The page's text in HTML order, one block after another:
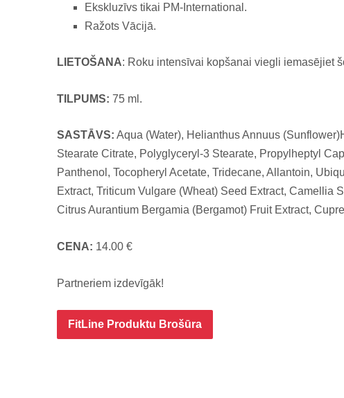
Ekskluzīvs tikai PM-International.
Ražots Vācijā.
LIETOŠANA: Roku intensīvai kopšanai viegli iemasējiet
TILPUMS: 75 ml.
SASTĀVS: Aqua (Water), Helianthus Annuus
Stearate Citrate, Polyglyceryl-3 Stearate, Propylheptyl
Panthenol, Tocopheryl Acetate, Tridecane, Allantoin,
Extract, Triticum Vulgare (Wheat) Seed Extract, Camellia
Citrus Aurantium Bergamia (Bergamot) Fruit Extract,
CENA: 14.00 €
Partneriem izdevīgāk!
FitLine Produktu Brošūra